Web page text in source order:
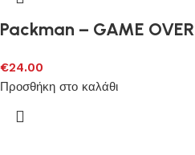
Packman – GAME OVER
€24.00
Προσθήκη στο καλάθι